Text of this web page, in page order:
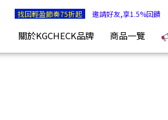
研究室- 剔除不必要，吃得有感安心 |
找回輕盈節奏75折起 邀請好友,享1.5%回饋
關於KGCHECK品牌 商品一覽